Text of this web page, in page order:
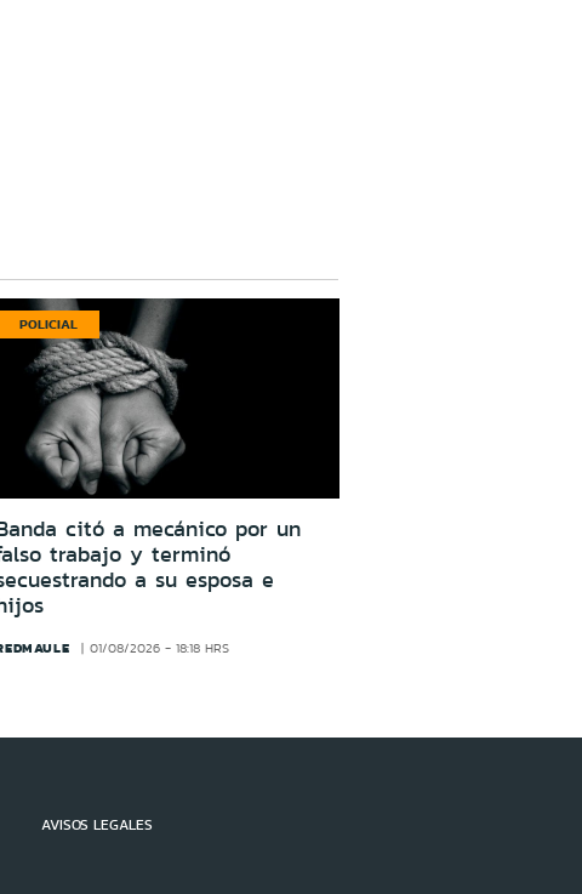
POLICIAL
citó a mecánico por un
trabajo y terminó
a su esposa e
01/08/2026 - 18:18 HRS
AVISOS LEGALES